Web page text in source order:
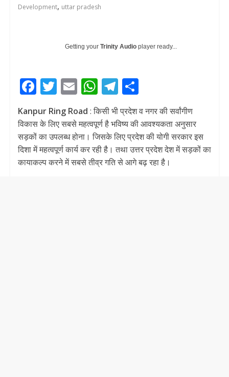
Development, uttar pradesh
Getting your Trinity Audioplayer ready...
F
ac
e
b
o
o
T
w
itt
er
E
m
ai
l
W
h
at
s
A
p
T
el
e
gr
a
m
S
ar
e
Kanpur Ring Road : किसी भी प्रदेश व नगर की सर्वांगीण
विकास के लिए सबसे महत्वपूर्ण है भविष्य की आवश्यकता अनुसार
सड़कों का उपलब्ध होना। जिसके लिए प्रदेश की योगी सरकार इस
दिशा में महत्वपूर्ण कार्य कर रही है। तथा उत्तर प्रदेश देश में सड़कों का
कायाकल्प करने में सबसे तीव्र गति से आगे बढ़ रहा है।